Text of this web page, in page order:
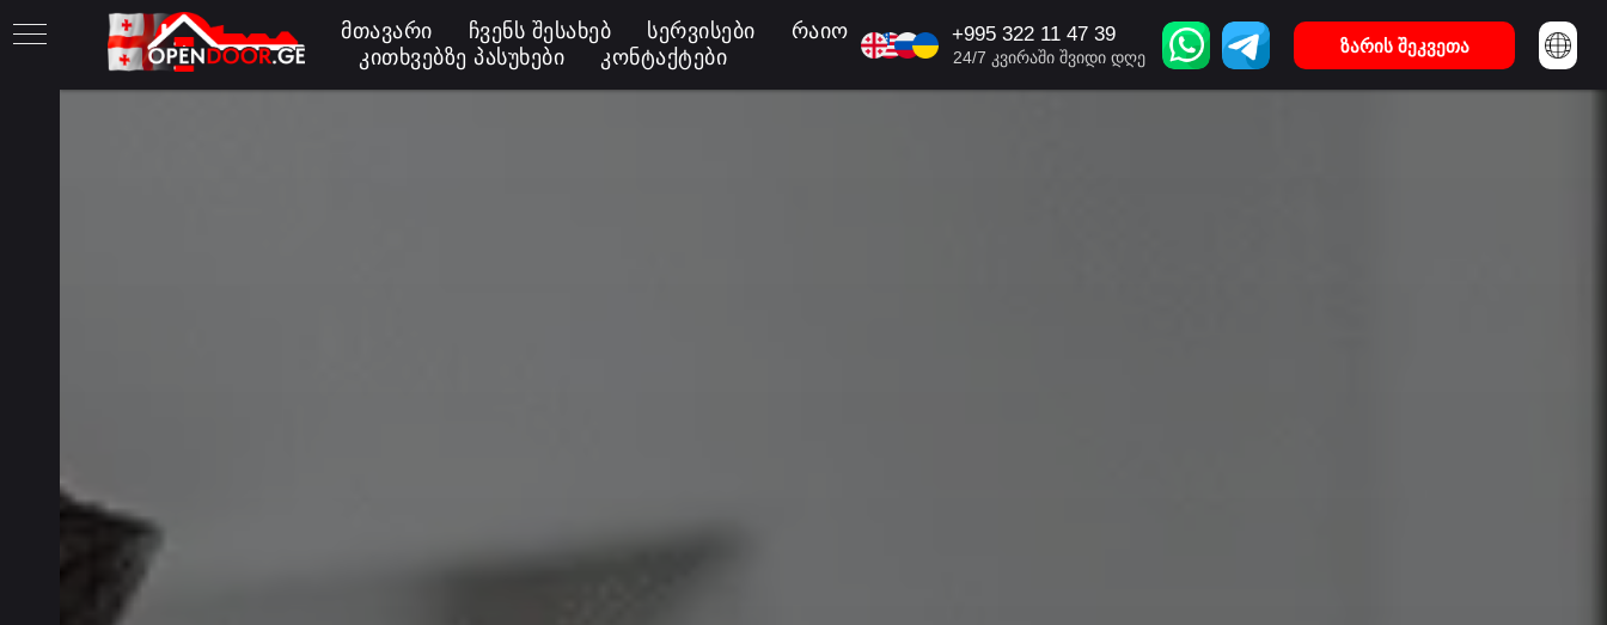
ᲛᲗᲐᲕᲐᲠᲘ ᲩᲕᲔᲜᲡ ᲨᲔᲡᲐᲮᲔᲑ ᲡᲔᲠᲕᲘᲡᲔᲑᲘ
ᲠᲐᲘᲝᲜᲔᲑᲘ
ᲙᲘᲗᲮᲕᲔᲑᲖᲔ ᲞᲐᲡᲣᲮᲔᲑᲘ
ᲙᲝᲜᲢᲐᲥᲢᲔᲑᲘ
KA/EN/RU: +995 322 11 47 39 ᲖᲐᲠᲘᲡ ᲨᲔᲙᲕᲔᲗᲐ
ზარის შეკვეთა
+995 322 11 47 39
24/7 კვირაში შვიდი დღე